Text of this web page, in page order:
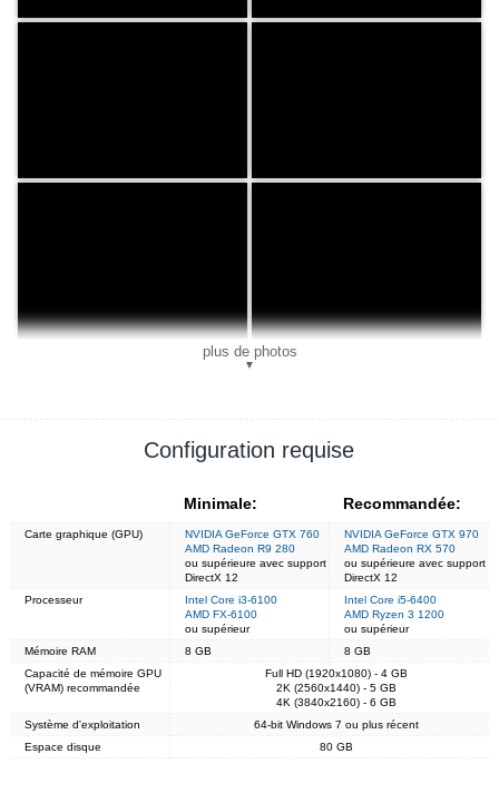
plus de photos
▼
Configuration requise
Minimale: Recommandée:
Carte graphique (GPU)
NVIDIA GeForce GTX 760
AMD Radeon R9 280
ou supérieure avec support
DirectX 12
NVIDIA GeForce GTX 970
AMD Radeon RX 570
ou supérieure avec support
DirectX 12
Processeur
Intel Core i3-6100
AMD FX-6100
ou supérieur
Intel Core i5-6400
AMD Ryzen 3 1200
ou supérieur
Mémoire RAM
8 GB
8 GB
Capacité de mémoire GPU
(VRAM) recommandée
Full HD (1920x1080) - 4 GB
2K (2560x1440) - 5 GB
4K (3840x2160) - 6 GB
Système d'exploitation
64-bit Windows 7 ou plus récent
Espace disque
80 GB